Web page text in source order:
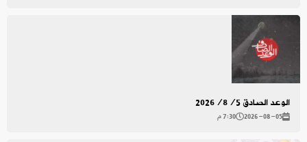
الوعد الصادق 2026/8/5
2026-08-05 7:30 م